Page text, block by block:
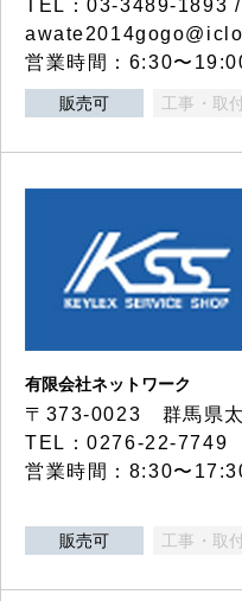
TEL：03-3489-1893
営業時間：6:30〜
販売可 工事・取
有限会社ネットワーク
〒373-0023 群馬県
TEL：0276-22-7749
営業時間：8:30〜
販売可 工事・取